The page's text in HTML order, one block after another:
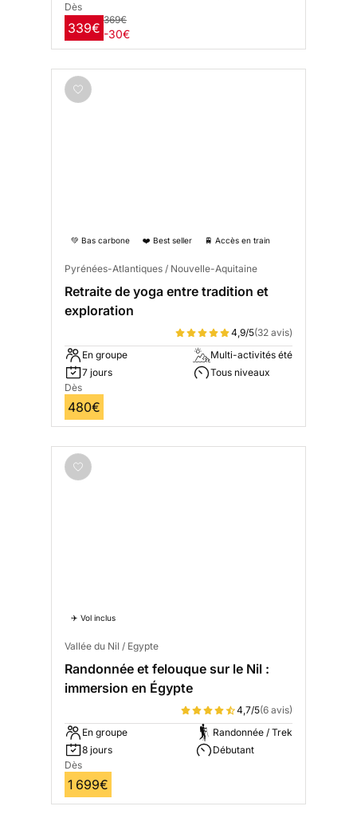
Dès
339€
369€
-30€
💚 Bas carbone ❤️ Best seller 🚆 Accès en train
Pyrénées-Atlantiques / Nouvelle-Aquitaine
Retraite de yoga entre tradition et
exploration
4,9/5(32 avis)
En groupe
7 jours
Multi-activités été
Tous niveaux
Dès
480€
✈️ Vol inclus
Vallée du Nil / Egypte
Randonnée et felouque sur le Nil :
immersion en Égypte
4,7/5(6 avis)
En groupe
8 jours
Randonnée / Trek
Débutant
Dès
1 699€